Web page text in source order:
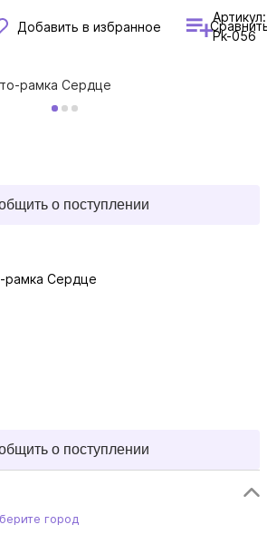
Добавить в избранное
Артикул:
Pk-056
о поступлении
рамка Сердце
о поступлении
город